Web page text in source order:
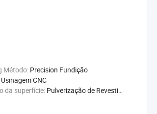
Método: Precision Fundição
Usinagem CNC
da superfície: Pulverização de Revestimento